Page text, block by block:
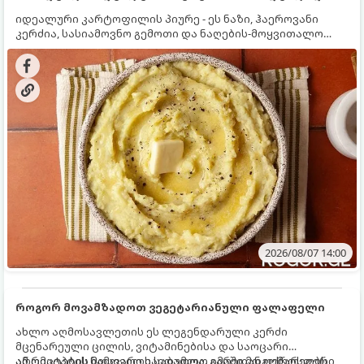
იდეალური კარტოფილის პიურე - ეს ნაზი, ჰაეროვანი
კერძია, სასიამოვნო გემოთი და ნაღების-მოყვითალო
ფერით. მისი მომზადება ძალიან მარტივია, მაგრამ
არსებობს რამდენიმე საიდუმლო, რომლებიც უნდა
იცოდეთ, რომ პიურე იდეალურად გემრიელი გამოვიდეს.
2026/08/07 14:00
როგორ მოვამზადოთ ვეგეტარიანული ფალაფელი
ახლო აღმოსავლეთის ეს ლეგენდარული კერძი
მცენარეული ცილის, ვიტამინებისა და საოცარი
არომატების ნამდვილი საბადოა. გარედან ოქროსფერი
ამ რეცეპტის მთავარი საიდუმლო იმაში მდგომარეობს,